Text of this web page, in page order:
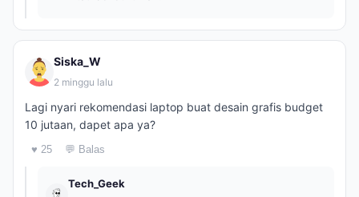
Siska_W
2 minggu lalu
Lagi nyari rekomendasi laptop buat desain grafis budget
10 jutaan, dapet apa ya?
♥ 25 💬 Balas
Tech_Geek